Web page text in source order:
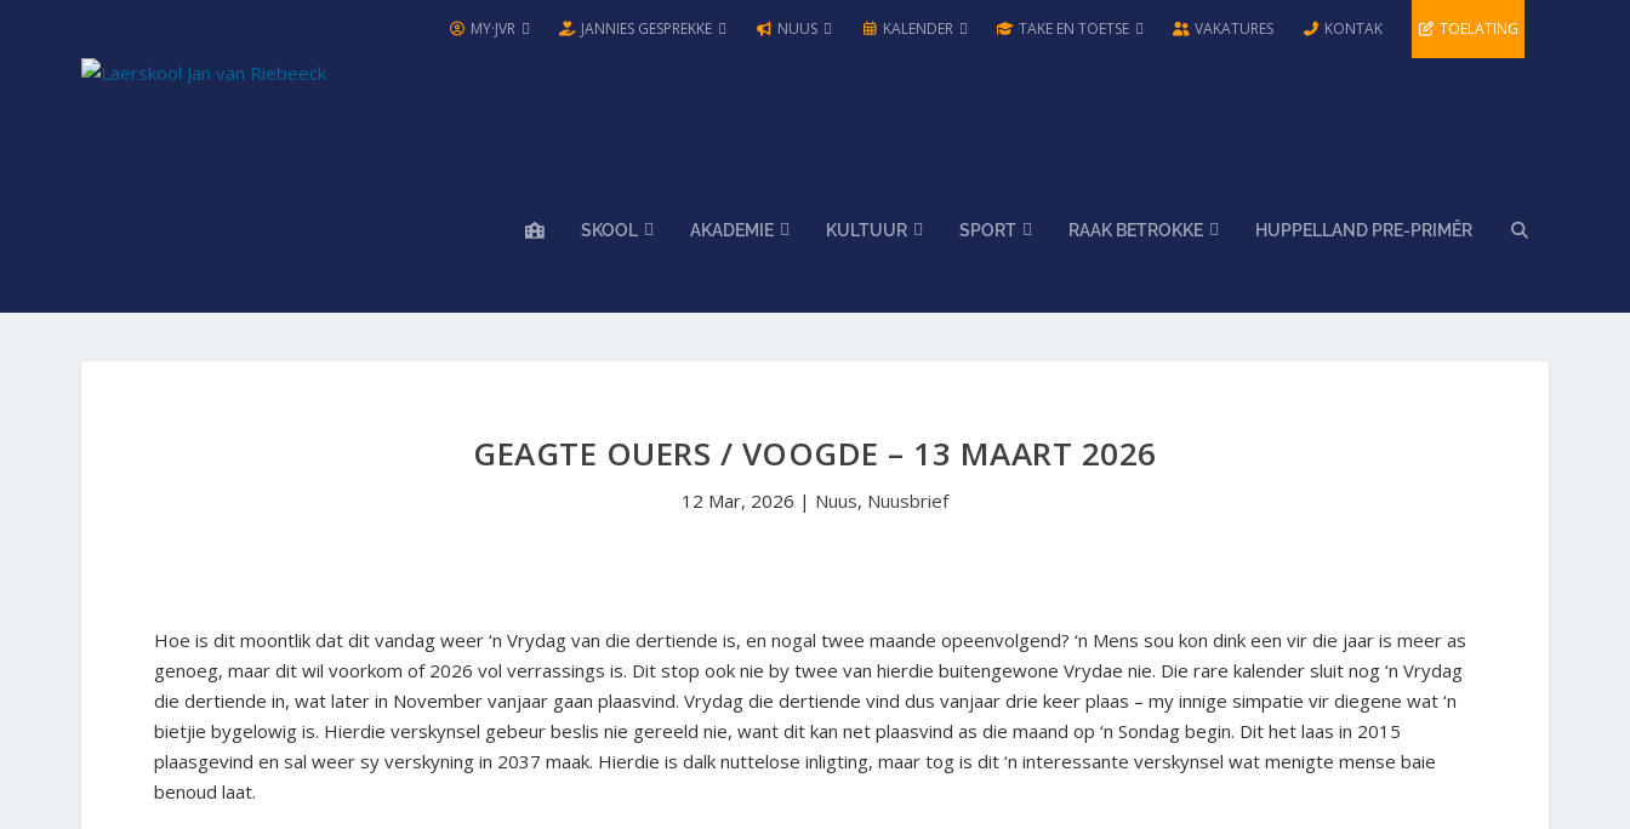
MY·JVR JANNIES GESPREKKE NUUS KALENDER TAKE EN TOETSE VAKATURES KONTAK TOELATING
SKOOL AKADEMIE KULTUUR SPORT RAAK BETROKKE HUPPELLAND PRE-PRIMÊR
GEAGTE OUERS / VOOGDE – 13 MAART 2026
12 Mar, 2026 | Nuus, Nuusbrief
Hoe is dit moontlik dat dit vandag weer ‘n Vrydag van die dertiende is, en nogal twee maande opeenvolgend? ‘n Mens sou kon dink een vir die jaar is meer as
genoeg, maar dit wil voorkom of 2026 vol verrassings is. Dit stop ook nie by twee van hierdie buitengewone Vrydae nie. Die rare kalender sluit nog ‘n Vrydag
die dertiende in, wat later in November vanjaar gaan plaasvind. Vrydag die dertiende vind dus vanjaar drie keer plaas – my innige simpatie vir diegene wat ‘n
bietjie bygelowig is. Hierdie verskynsel gebeur beslis nie gereeld nie, want dit kan net plaasvind as die maand op ‘n Sondag begin. Dit het laas in 2015
plaasgevind en sal weer sy verskyning in 2037 maak. Hierdie is dalk nuttelose inligting, maar tog is dit ‘n interessante verskynsel wat menigte mense baie
benoud laat.